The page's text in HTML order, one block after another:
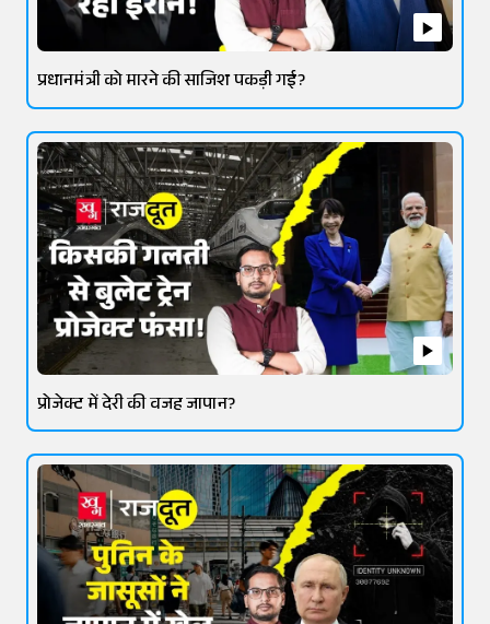
प्रधानमंत्री को मारने की साजिश पकड़ी गई?
प्रोजेक्ट में देरी की वजह जापान?